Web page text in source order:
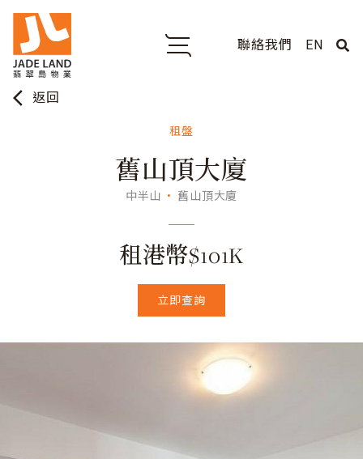
聯絡我們 EN
arrow_back_ios 返回
租盤
舊山頂大廈
中半山 舊山頂大廈
租港幣$101K
立即查詢